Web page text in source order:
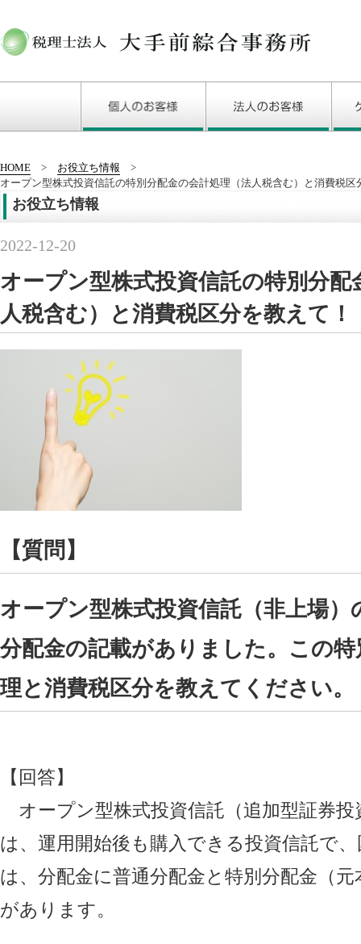
HOME
お役立ち情報
オープン型株式投資信託の特別分配金の会計処理（法人税含む）と消費税区
お役立ち情報
2022-12-20
オープン型株式投資信託の特別分配
人税含む）と消費税区分を教えて！
【質問】
オープン型株式投資信託（非上場）
分配金の記載がありました。この
理と消費税区分を教えてください。
【回答】
オープン型株式投資信託（追加型証券投
は、運用開始後も購入できる投資信託で
は、分配金に普通分配金と特別分配金（
があります。